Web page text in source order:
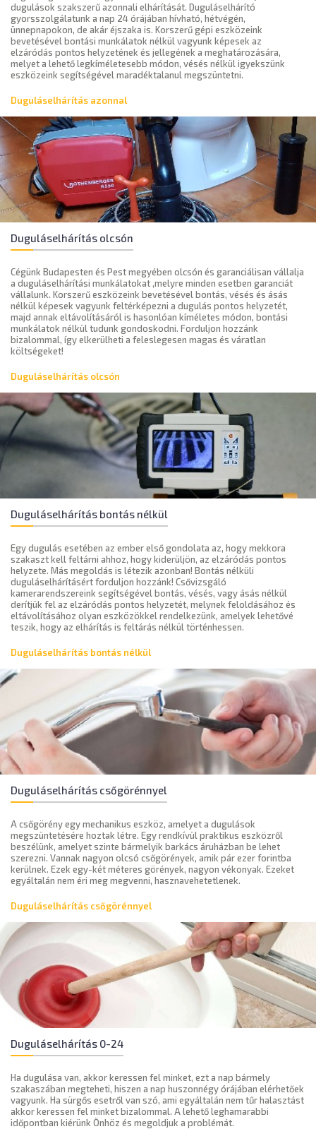
dugulások szakszerű azonnali elhárítását. Duguláselhárító
gyorsszolgálatunk a nap 24 órájában hívható, hétvégén,
ünnepnapokon, de akár éjszaka is. Korszerű gépi eszközeink
bevetésével bontási munkálatok nélkül vagyunk képesek az
elzáródás pontos helyzetének és jellegének a meghatározására,
melyet a lehető legkíméletesebb módon, vésés nélkül igyekszünk
eszközeink segítségével maradéktalanul megszüntetni.
Duguláselhárítás azonnal
Duguláselhárítás olcsón
Cégünk Budapesten és Pest megyében olcsón és garanciálisan vállalja
a duguláselhárítási munkálatokat ,melyre minden esetben garanciát
vállalunk. Korszerű eszközeink bevetésével bontás, vésés és ásás
nélkül képesek vagyunk feltérképezni a dugulás pontos helyzetét,
majd annak eltávolításáról is hasonlóan kíméletes módon, bontási
munkálatok nélkül tudunk gondoskodni. Forduljon hozzánk
bizalommal, így elkerülheti a feleslegesen magas és váratlan
költségeket!
Duguláselhárítás olcsón
Duguláselhárítás bontás nélkül
Egy dugulás esetében az ember első gondolata az, hogy mekkora
szakaszt kell feltárni ahhoz, hogy kiderüljön, az elzáródás pontos
helyzete. Más megoldás is létezik azonban! Bontás nélküli
duguláselhárításért forduljon hozzánk! Csővizsgáló
kamerarendszereink segítségével bontás, vésés, vagy ásás nélkül
derítjük fel az elzáródás pontos helyzetét, melynek feloldásához és
eltávolításához olyan eszközökkel rendelkezünk, amelyek lehetővé
teszik, hogy az elhárítás is feltárás nélkül történhessen.
Duguláselhárítás bontás nélkül
Duguláselhárítás csőgörénnyel
A csőgörény egy mechanikus eszköz, amelyet a dugulások
megszüntetésére hoztak létre. Egy rendkívül praktikus eszközről
beszélünk, amelyet szinte bármelyik barkács áruházban be lehet
szerezni. Vannak nagyon olcsó csőgörények, amik pár ezer forintba
kerülnek. Ezek egy-két méteres görények, nagyon vékonyak. Ezeket
egyáltalán nem éri meg megvenni, hasznavehetetlenek.
Duguláselhárítás csőgörénnyel
Duguláselhárítás 0-24
Ha dugulása van, akkor keressen fel minket, ezt a nap bármely
szakaszában megteheti, hiszen a nap huszonnégy órájában elérhetőek
vagyunk. Ha sürgős esetről van szó, ami egyáltalán nem tűr halasztást
akkor keressen fel minket bizalommal. A lehető leghamarabbi
időpontban kiérünk Önhöz és megoldjuk a problémát.